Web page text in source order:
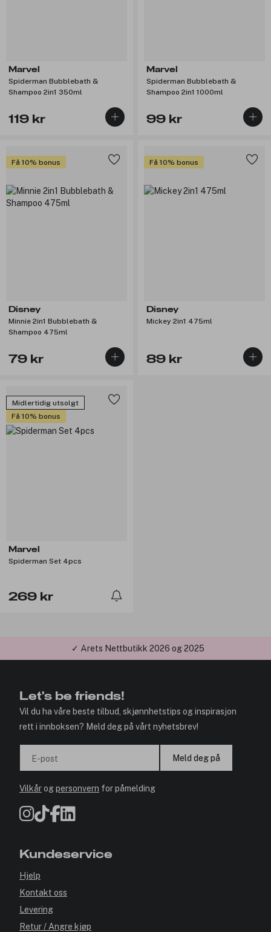
Marvel
Spiderman Bubblebath &
Shampoo 2in1 350ml
119 kr
Marvel
Spiderman Bubblebath &
Shampoo 2in1 1000ml
99 kr
Få 10% bonus
Disney
Minnie 2in1 Bubblebath &
Shampoo 475ml
79 kr
Få 10% bonus
Disney
Mickey 2in1 475ml
89 kr
Midlertidig utsolgt
Få 10% bonus
Marvel
Spiderman Set 4pcs
269 kr
✓ Årets Nettbutikk 2026 og 2025
Let's be friends!
Vil du ha våre beste tilbud, skjønnhetstips og inspirasjon
rett i innboksen? Meld deg på vårt nyhetsbrev!
E-post Meld deg på
Vilkårogpersonvern for påmelding
Kundeservice
Hjelp
Kontakt oss
Levering
Retur / Angre kjøp